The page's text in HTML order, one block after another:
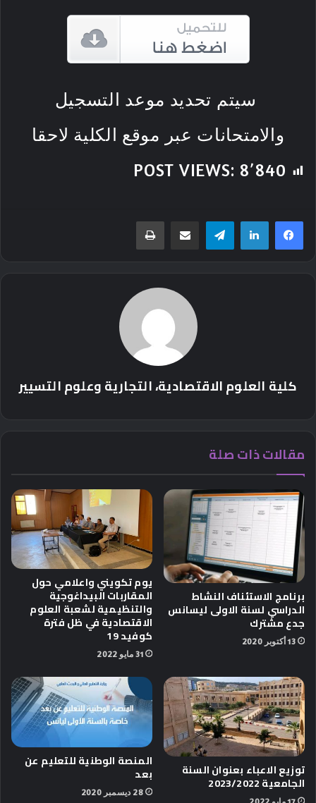
سيتم تحديد موعد التسجيل
والامتحانات عبر موقع الكلية لاحقا
POST VIEWS: 8٬840
تيلقرام مشاركة عبر البريد طباعة
كلية العلوم الاقتصادية، التجارية وعلوم التسيير
مقالات ذات صلة
برنامج الاستئناف النشاط
الدراسي لسنة الاولى ليسانس
جدع مشترك
13 أكتوبر 2020
يوم تكويني واعلامي حول
المقاربات البيداغوجية
والتنظيمية لشعبة العلوم
الاقتصادية في ظل فترة
كوفيد 19
31 مايو 2022
توزيع الاعباء بعنوان السنة
الجامعية 2023/2022
المنصة الوطنية للتعليم عن
بعد
28 ديسمبر 2020